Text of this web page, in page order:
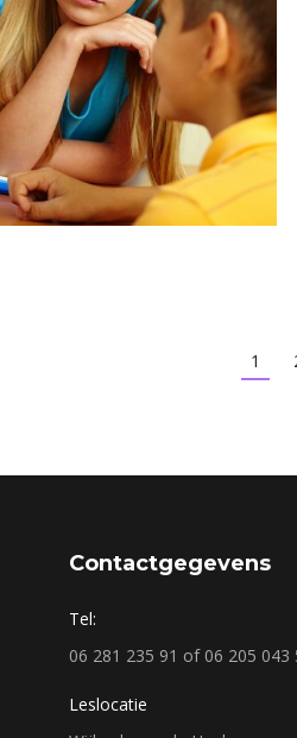
1
Contactgegevens
Tel:
06 281 235 91 of 06 205 043
Leslocatie